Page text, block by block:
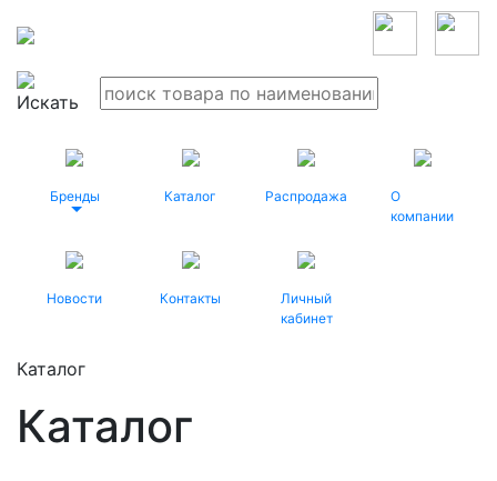
Бренды Каталог Распродажа
О
компании
Новости Контакты
Личный
кабинет
Каталог
Каталог